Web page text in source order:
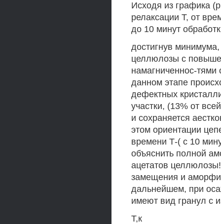
Исходя из графика
релаксации Т, от
до 10 минут
достигнув минимума,
целлюлозы с
намагниченнос-
данном этапе
дефектных
участки, (13% от
и сохраняется
этом ориентации
времени Т-( с 10
объяснить полной
ацетатов
замещения и
дальнейшем, при
имеют вид гранул с
Т,к